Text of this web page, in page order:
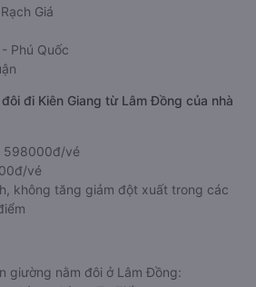
Giá
Phú Quốc
đi Kiên Giang từ Lâm Đồng của nhà
598000đ/vé
vé
không tăng giảm đột xuất trong các
giường nằm đôi ở Lâm Đồng: